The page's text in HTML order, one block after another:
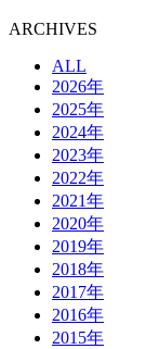
ARCHIVES
ALL
2026年
2025年
2024年
2023年
2022年
2021年
2020年
2019年
2018年
2017年
2016年
2015年